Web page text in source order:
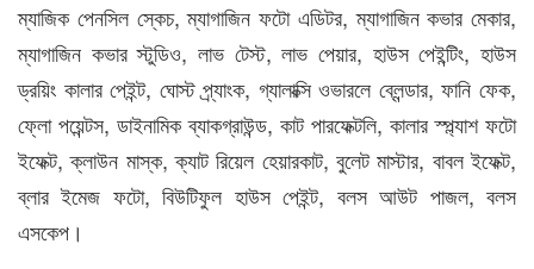
ম্যাজিক পেনসিল স্কেচ, ম্যাগাজিন ফটো এডিটর, ম্যাগাজিন কভার মেকার,
ম্যাগাজিন কভার স্টুডিও, লাভ টেস্ট, লাভ পেয়ার, হাউস পেইন্টিং, হাউস
ড্রয়িং কালার পেইন্ট, ঘোস্ট প্র্যাংক, গ্যালাক্সি ওভারলে ব্লেন্ডার, ফানি ফেক,
ফ্লো পয়েন্টস, ডাইনামিক ব্যাকগ্রাউন্ড, কাট পারফেক্টলি, কালার স্প্ল্যাশ ফটো
ইফেক্ট, ক্লাউন মাস্ক, ক্যাট রিয়েল হেয়ারকাট, বুলেট মাস্টার, বাবল ইফেক্ট,
ব্লার ইমেজ ফটো, বিউটিফুল হাউস পেইন্ট, বলস আউট পাজল, বলস
এসকেপ।